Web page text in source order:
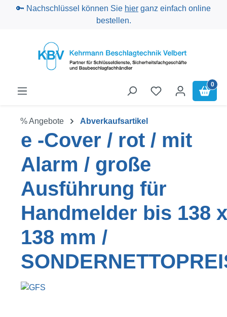
Zum Hauptinhalt springen
🔑 Nachschlüssel können Sie hier ganz einfach online
bestellen.
0
% Angebote Abverkaufsartikel
e -Cover / rot / mit
Alarm / große
Ausführung für
Handmelder bis 138 x
138 mm /